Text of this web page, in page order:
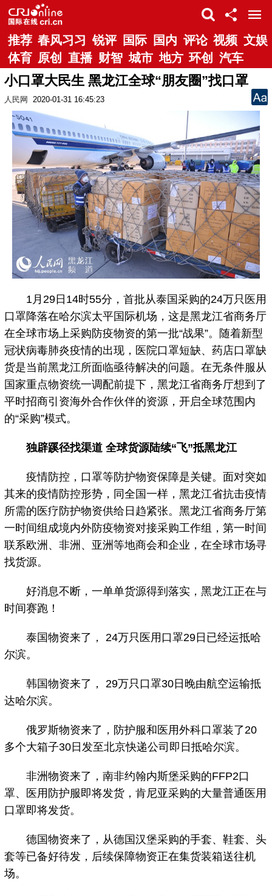
推荐 春风习习 锐评 国际 国内 评论 视频 文娱
体育 原创 直播 财智 城市 地方 环创 汽车
小口罩大民生 黑龙江全球“朋友圈”找口罩
人民网 2020-01-31 16:45:23
1月29日14时55分，首批从泰国采购的24万只医用
口罩降落在哈尔滨太平国际机场，这是黑龙江省商务厅
在全球市场上采购防疫物资的第一批“战果”。随着新型
冠状病毒肺炎疫情的出现，医院口罩短缺、药店口罩缺
货是当前黑龙江所面临亟待解决的问题。在无条件服从
国家重点物资统一调配前提下，黑龙江省商务厅想到了
平时招商引资海外合作伙伴的资源，开启全球范围内
的“采购”模式。
独辟蹊径找渠道 全球货源陆续“飞”抵黑龙江
疫情防控，口罩等防护物资保障是关键。面对突如
其来的疫情防控形势，同全国一样，黑龙江省抗击疫情
所需的医疗防护物资供给日趋紧张。黑龙江省商务厅第
一时间组成境内外防疫物资对接采购工作组，第一时间
联系欧洲、非洲、亚洲等地商会和企业，在全球市场寻
找货源。
好消息不断，一单单货源得到落实，黑龙江正在与
时间赛跑！
泰国物资来了， 24万只医用口罩29日已经运抵哈
尔滨。
韩国物资来了， 29万只口罩30日晚由航空运输抵
达哈尔滨。
俄罗斯物资来了，防护服和医用外科口罩装了20
多个大箱子30日发至北京快递公司即日抵哈尔滨。
非洲物资来了，南非约翰内斯堡采购的FFP2口
罩、医用防护服即将发货，肯尼亚采购的大量普通医用
口罩即将发货。
德国物资来了，从德国汉堡采购的手套、鞋套、头
套等已备好待发，后续保障物资正在集货装箱送往机
场。